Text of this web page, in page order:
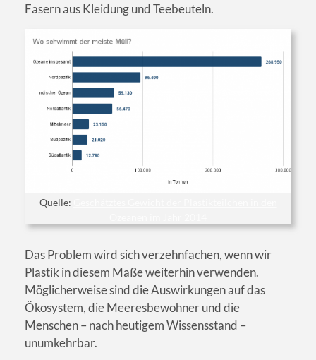
Fasern aus Kleidung und Teebeuteln.
Quelle:
Das Problem wird sich verzehnfachen, wenn wir
Plastik in diesem Maße weiterhin verwenden.
Möglicherweise sind die Auswirkungen auf das
Ökosystem, die Meeresbewohner und die
Menschen – nach heutigem Wissensstand –
unumkehrbar.